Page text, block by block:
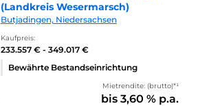
(Landkreis Wesermarsch)
Butjadingen, Niedersachsen
Kaufpreis:
233.557 € - 349.017 €
Bewährte Bestandseinrichtung
Mietrendite: (brutto)*¹
bis 3,60 % p.a.